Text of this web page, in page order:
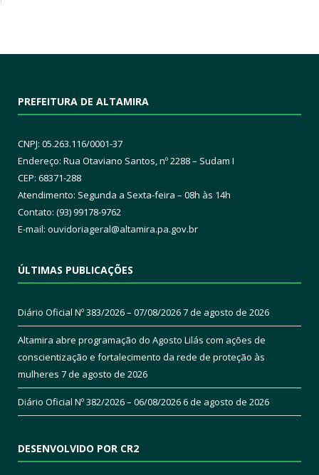
PREFEITURA DE ALTAMIRA
CNPJ: 05.263.116/0001-37
Endereço: Rua Otaviano Santos, nº 2288 – Sudam I
CEP: 68371-288
Atendimento: Segunda a Sexta-feira – 08h às 14h
Contato: (93) 99178-9762
E-mail: ouvidoriageral@altamira.pa.gov.br
ÚLTIMAS PUBLICAÇÕES
Diário Oficial Nº 383/2026 – 07/08/20267 de agosto de 2026
Altamira abre programação do Agosto Lilás com ações de
conscientização e fortalecimento da rede de proteção às
mulheres 7 de agosto de 2026
Diário Oficial Nº 382/2026 – 06/08/20266 de agosto de 2026
DESENVOLVIDO POR CR2